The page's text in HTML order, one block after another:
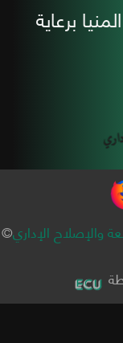
برعاية
والإصلاح الإداري©